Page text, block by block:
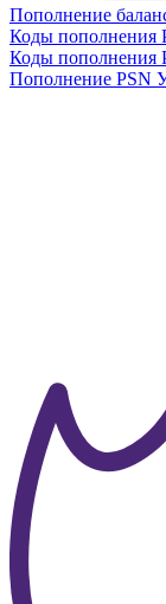
Пополнение
Коды пополнения
Коды пополнения
Пополнение PSN